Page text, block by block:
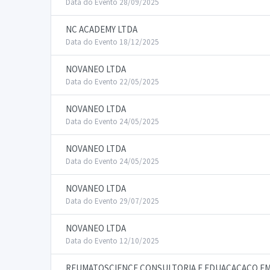
Data do Evento 28/09/2025
NC ACADEMY LTDA
Data do Evento 18/12/2025
NOVANEO LTDA
Data do Evento 22/05/2025
NOVANEO LTDA
Data do Evento 24/05/2025
NOVANEO LTDA
Data do Evento 24/05/2025
NOVANEO LTDA
Data do Evento 29/07/2025
NOVANEO LTDA
Data do Evento 12/10/2025